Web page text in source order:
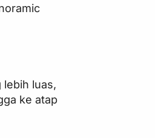
lebih luas,
ke atap